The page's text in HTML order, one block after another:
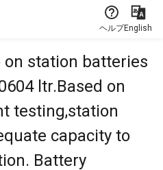
ヘルプEnglish
station batteries
ltr.Based on
testing,station
capacity to
Battery